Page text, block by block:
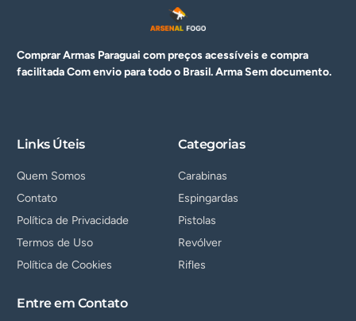
Comprar Armas Paraguai com preços acessíveis e compra
facilitada Com envio para todo o Brasil. ArmaSem documento.
Links Úteis
Quem Somos
Contato
Política de Privacidade
Termos de Uso
Política de Cookies
Categorias
Carabinas
Espingardas
Pistolas
Revólver
Rifles
Entre em Contato